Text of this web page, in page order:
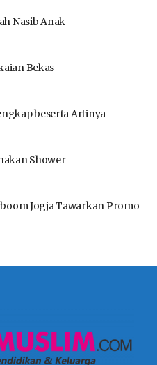
Nasib Anak
Bekas
beserta Artinya
Shower
Jogja Tawarkan Promo